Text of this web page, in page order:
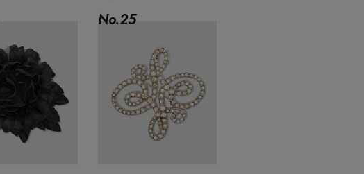
No.25